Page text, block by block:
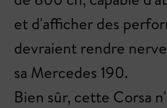
et d'afficher des
devraient rendre
sa Mercedes 190.
Bien sûr, cette Corsa